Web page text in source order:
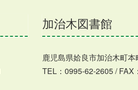
加治木図書館
鹿児島県姶良市加治木町本
TEL：0995-62-2605 / FAX